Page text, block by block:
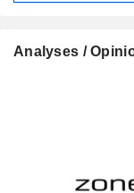
Analyses /